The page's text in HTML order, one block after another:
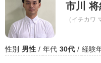
市川 将
（イチカワ
性別 男性 年代 30代 経験